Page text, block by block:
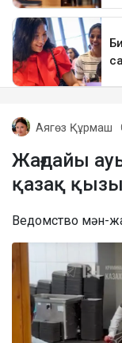
Аягөз Құрмаш
Жағдайы
қазақ
Ведомство мән-